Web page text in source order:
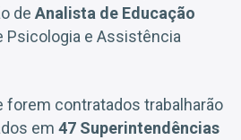
de Analista de Educação
Psicologia e Assistência
forem contratados trabalharão
em 47 Superintendências